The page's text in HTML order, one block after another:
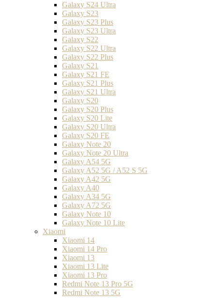
Galaxy S24 Ultra
Galaxy S23
Galaxy S23 Plus
Galaxy S23 Ultra
Galaxy S22
Galaxy S22 Ultra
Galaxy S22 Plus
Galaxy S21
Galaxy S21 FE
Galaxy S21 Plus
Galaxy S21 Ultra
Galaxy S20
Galaxy S20 Plus
Galaxy S20 Lite
Galaxy S20 Ultra
Galaxy S20 FE
Galaxy Note 20
Galaxy Note 20 Ultra
Galaxy A54 5G
Galaxy A52 5G / A52 S 5G
Galaxy A42 5G
Galaxy A40
Galaxy A34 5G
Galaxy A72 5G
Galaxy Note 10
Galaxy Note 10 Lite
Xiaomi
Xiaomi 14
Xiaomi 14 Pro
Xiaomi 13
Xiaomi 13 Lite
Xiaomi 13 Pro
Redmi Note 13 Pro 5G
Redmi Note 13 5G